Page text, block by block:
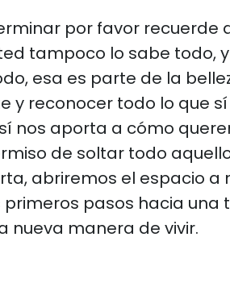
por favor recuerde
tampoco lo sabe todo,
esa es parte de la
y reconocer todo lo que
nos aporta a cómo
de soltar todo
abriremos el espacio a
pasos hacia una
nueva manera de vivir.